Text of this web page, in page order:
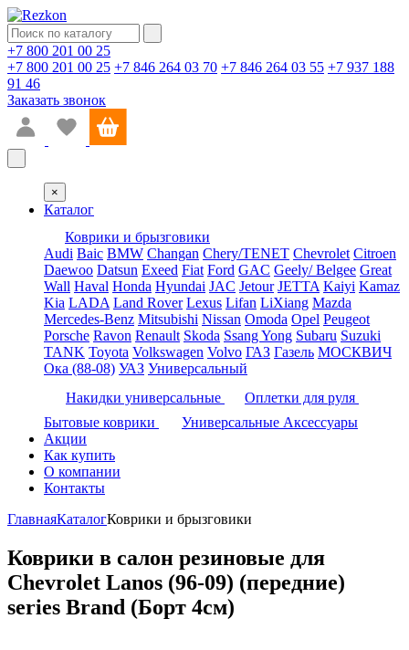
+7 800 201 00 25
+7 800 201 00 25 +7 846 264 03 70 +7 846 264 03 55 +7 937 188
91 46
Заказать звонок
×
Каталог
Коврики и брызговики
Audi Baic BMW Changan Chery/TENET Chevrolet Citroen
Daewoo Datsun Exeed Fiat Ford GAC Geely/ Belgee Great
Wall Haval Honda Hyundai JAC Jetour JETTA Kaiyi Kamaz
Kia LADA Land Rover Lexus Lifan LiXiang Mazda
Mercedes-Benz Mitsubishi Nissan Omoda Opel Peugeot
Porsche Ravon Renault Skoda Ssang Yong Subaru Suzuki
TANK Toyota Volkswagen Volvo ГАЗ Газель МОСКВИЧ
Ока (88-08) УАЗ Универсальный
Накидки универсальные
Оплетки для руля
Бытовые коврики
Универсальные Аксессуары
Акции
Как купить
О компании
Контакты
ГлавнаяКаталогКоврики и брызговики
Коврики в салон резиновые для
Chevrolet Lanos (96-09) (передние)
series Brand (Борт 4см)